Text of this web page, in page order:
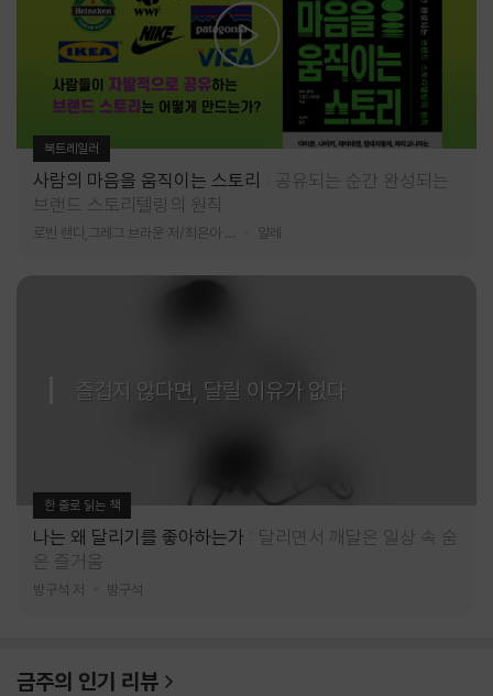
북트레일러
사람의 마음을 움직이는 스토리
공유되는 순간 완성되는
브랜드 스토리텔링의 원칙
알레
즐겁지 않다면, 달릴 이유가 없다
한 줄로 읽는 책
나는 왜 달리기를 좋아하는가
달리면서 깨달은 일상 속 숨
은 즐거움
방구석 저 방구석
금주의 인기 리뷰